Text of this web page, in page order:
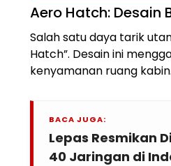
Aero Hatch: Desain
Salah satu daya tarik
Hatch”. Desain ini
kenyamanan ruang kabin.
BACA JUGA:
Lepas Resmikan
40 Jaringan di